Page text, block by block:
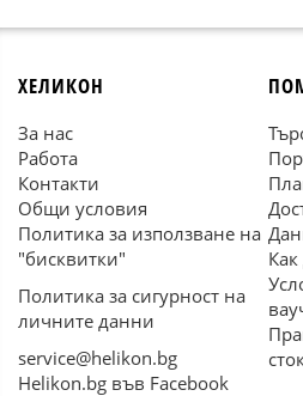
ХЕЛИКОН
За нас
Работа
Контакти
Общи условия
Политика за използване на
"бисквитки"
Политика за сигурност на
личните данни
service@helikon.bg
Helikon.bg във Facebook